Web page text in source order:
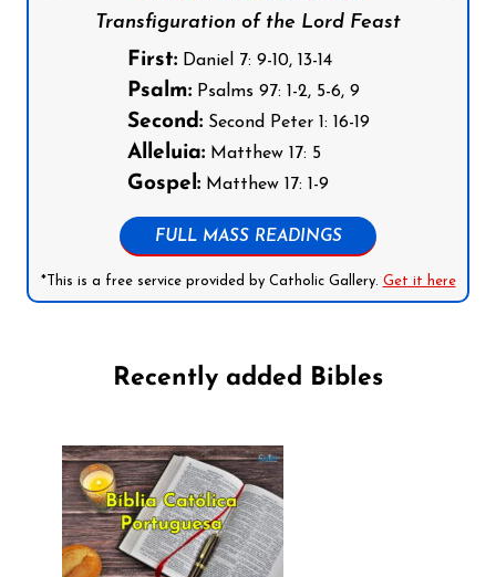
Transfiguration of the Lord Feast
First:Daniel 7: 9-10, 13-14
Psalm:Psalms 97: 1-2, 5-6, 9
Second:Second Peter 1: 16-19
Alleluia:Matthew 17: 5
Gospel:Matthew 17: 1-9
FULL MASS READINGS
*This is a free service provided by Catholic Gallery. Get it here
Recently added Bibles